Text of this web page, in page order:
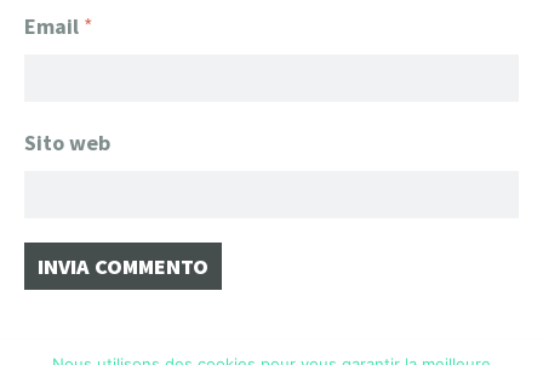
Email *
Sito web